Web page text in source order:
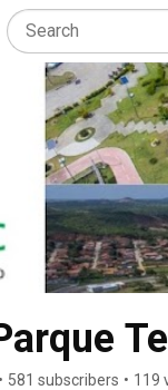
• 581 subscribers • 119